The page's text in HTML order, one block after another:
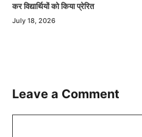
कर विद्यार्थियों को किया प्रेरित
July 18, 2026
Leave a Comment